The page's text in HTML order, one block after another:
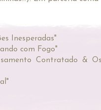
Inesperadas"
com Fogo"
Contratado &